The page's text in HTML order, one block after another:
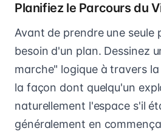
Planifiez le Parcours du
Avant de prendre une seule
besoin d'un plan. Dessinez
marche" logique à travers
la façon dont quelqu'un
naturellement l'espace s'il
généralement en